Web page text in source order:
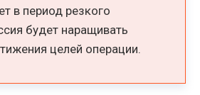
в период резкого
будет наращивать
целей операции.